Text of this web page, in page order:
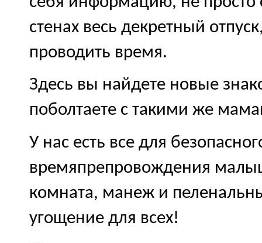
стенах весь декретный
проводить время.
Здесь вы найдете новые
поболтаете с такими же
У нас есть все для
времяпрепровождения
комната, манеж и
угощение для всех!